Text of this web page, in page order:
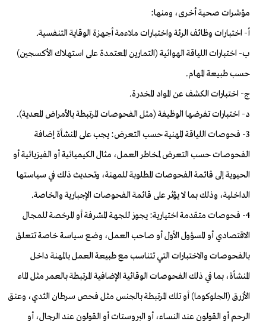
مؤشرات صحية أخرى، ومنها:
أ- اختبارات وظائف الرئة واختبارات ملاءمة أجهزة الوقاية التنفسية.
ب- اختبارات اللياقة الهوائية (التمارين المعتمدة على استهلاك الأكسجين)
حسب طبيعة المهام.
ج- اختبارات الكشف عن المواد المخدرة.
د- اختبارات تفرضها الوظيفة (مثل الفحوصات المرتبطة بالأمراض المعدية).
3- فحوصات اللياقة المهنية حسب التعرض: يجب على المنشأة إضافة
الفحوصات حسب التعرض لمخاطر العمل، مثال الكيميائية أو الفيزيائية أو
الحيوية إلى قائمة الفحوصات المطلوبة للمهنة، وتحديث ذلك في سياستها
الداخلية، وذلك بما لا يؤثر على قائمة الفحوصات الإجبارية والخاصة.
4- فحوصات متقدمة اختيارية: يجوز للجهة المشرفة أو المرخصة للمجال
الاقتصادي أو المسؤول الأول أو صاحب العمل، وضع سياسة خاصة تتعلق
بالفحوصات والاختبارات التي تتناسب مع طبيعة العمل بالمهنة داخل
المنشأة، بما في ذلك الفحوصات الوقائية الإضافية المرتبطة بالعمر مثل الماء
الأزرق (الجلوكوما) أو تلك المرتبطة بالجنس مثل فحص سرطان الثدي، وعنق
الرحم أو القولون عند النساء، أو البروستات أو القولون عند الرجال، أو